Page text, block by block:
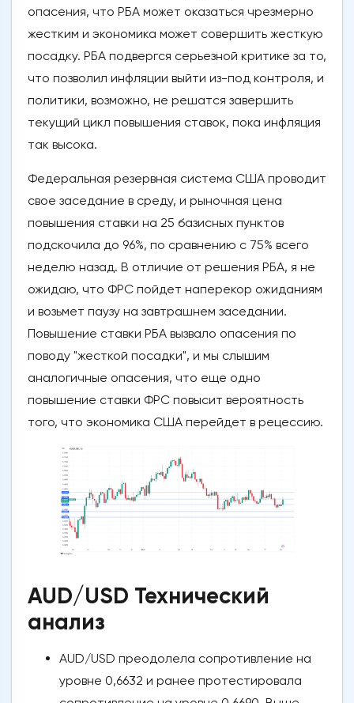
опасения, что РБА может оказаться чрезмерно
жестким и экономика может совершить жесткую
посадку. РБА подвергся серьезной критике за то,
что позволил инфляции выйти из-под контроля, и
политики, возможно, не решатся завершить
текущий цикл повышения ставок, пока инфляция
так высока.
Федеральная резервная система США проводит
свое заседание в среду, и рыночная цена
повышения ставки на 25 базисных пунктов
подскочила до 96%, по сравнению с 75% всего
неделю назад. В отличие от решения РБА, я не
ожидаю, что ФРС пойдет наперекор ожиданиям
и возьмет паузу на завтрашнем заседании.
Повышение ставки РБА вызвало опасения по
поводу "жесткой посадки", и мы слышим
аналогичные опасения, что еще одно
повышение ставки ФРС повысит вероятность
того, что экономика США перейдет в рецессию.
AUD/USD Технический
анализ
AUD/USD преодолела сопротивление на
уровне 0,6632 и ранее протестировала